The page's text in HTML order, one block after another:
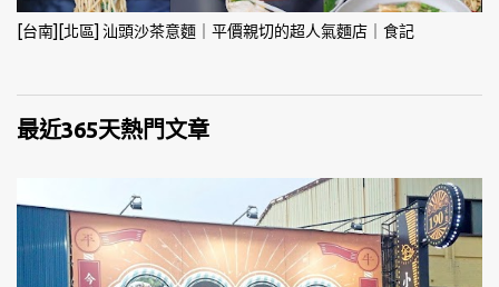
[台南][北區] 汕頭沙茶意麵｜平價親切的超人氣麵店｜食記
最近365天熱門文章